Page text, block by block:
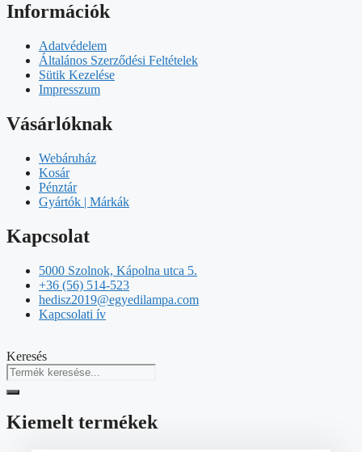
Információk
Adatvédelem
Általános Szerződési Feltételek
Sütik Kezelése
Impresszum
Vásárlóknak
Webáruház
Kosár
Pénztár
Gyártók | Márkák
Kapcsolat
5000 Szolnok, Kápolna utca 5.
+36 (56) 514-523
hedisz2019@egyedilampa.com
Kapcsolati ív
Keresés
Kiemelt termékek